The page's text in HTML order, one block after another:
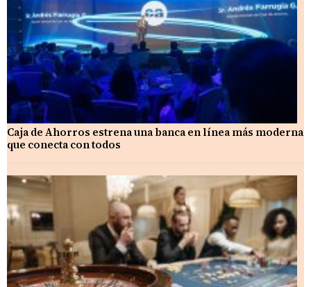
Caja de Ahorros estrena una banca en línea más moderna
que conecta con todos